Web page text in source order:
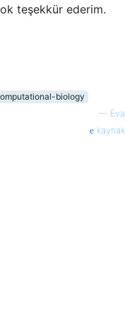
teşekkür ederim.
biology
— Eva
kaynak